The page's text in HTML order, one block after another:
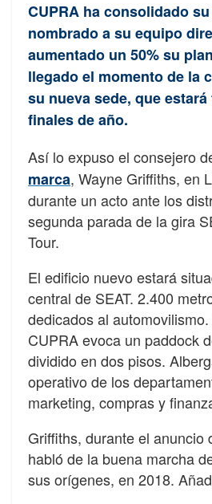
CUPRA ha consolidado
nombrado a su equipo
aumentado un 50% su
llegado el momento de la
su nueva sede, que
finales de año.
Así lo expuso el consejero
marca, Wayne Griffiths, en
durante un acto ante los
segunda parada de la gira
Tour.
El edificio nuevo estará
central de SEAT. 2.400
dedicados al
CUPRA evoca un paddock
dividido en dos pisos.
operativo de los
marketing, compras y
Griffiths, durante el anuncio
habló de la buena marcha
sus orígenes, en 2018.